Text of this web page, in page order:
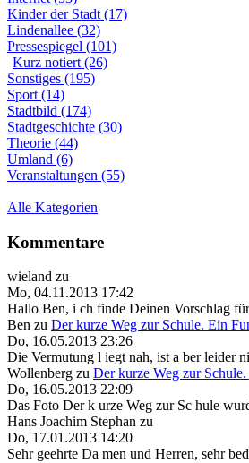
Kinder der Stadt (17)
Lindenallee (32)
Pressespiegel (101)
Kurz notiert (26)
Sonstiges (195)
Sport (14)
Stadtbild (174)
Stadtgeschichte (30)
Theorie (44)
Umland (6)
Veranstaltungen (55)
Alle Kategorien
Kommentare
wieland zu
Mo, 04.11.2013 17:42
Hallo Ben, i ch finde Deinen Vorschlag
Ben zu Der kurze Weg zur Schule. Ein
Do, 16.05.2013 23:26
Die Vermutung l iegt nah, ist a ber leider
Wollenberg zu Der kurze Weg zur
Do, 16.05.2013 22:09
Das Foto Der k urze Weg zur Sc hule
Hans Joachim Stephan zu
Do, 17.01.2013 14:20
Sehr geehrte Da men und Herren, sehr